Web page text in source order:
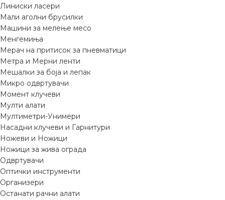
Линиски ласери
Мали аголни брусилки
Машини за мелење месо
Менгемиња
Мерач на притисок за пневматици
Метра и Мерни ленти
Мешалки за боја и лепак
Микро одвртувачи
Момент клучеви
Мулти алати
Мултиметри-Унимери
Насадни клучеви и Гарнитури
Ножеви и Ножици
Ножици за жива ограда
Одвртувачи
Оптички инструменти
Организери
Останати рачни алати